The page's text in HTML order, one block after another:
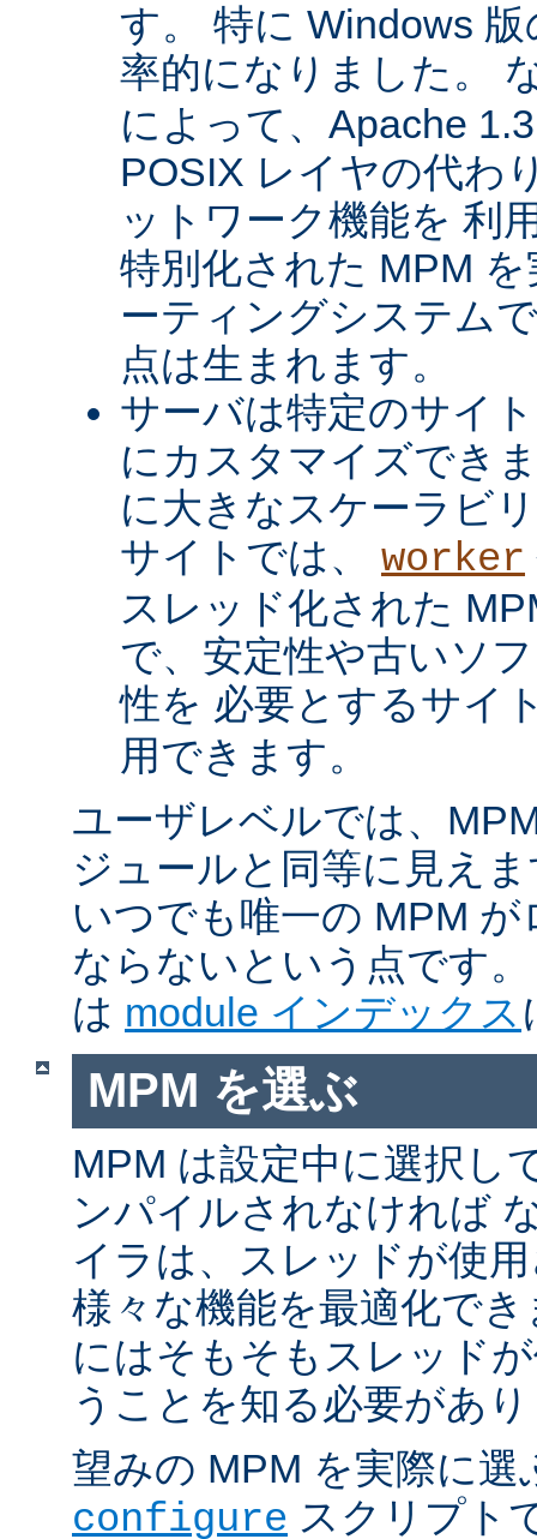
す。 特に Windows
率的になりました。
によって、Apache
POSIX レイヤの代わ
ットワーク機能を 利
特別化された MPM
ーティングシステム
点は生まれます。
サーバは特定のサイ
にカスタマイズでき
に大きなスケーラビ
サイトでは、 worker
スレッド化された
で、安定性や古いソ
性を 必要とするサイ
用できます。
ユーザレベルでは、
ジュールと同等に見え
いつでも唯一の MPM
ならないという点です
は module インデックス
MPM を選ぶ
MPM は設定中に選択し
ンパイルされなければ
イラは、スレッドが使
様々な機能を最適化で
にはそもそもスレッド
うことを知る必要があ
望みの MPM を実際に選
configure スクリプト